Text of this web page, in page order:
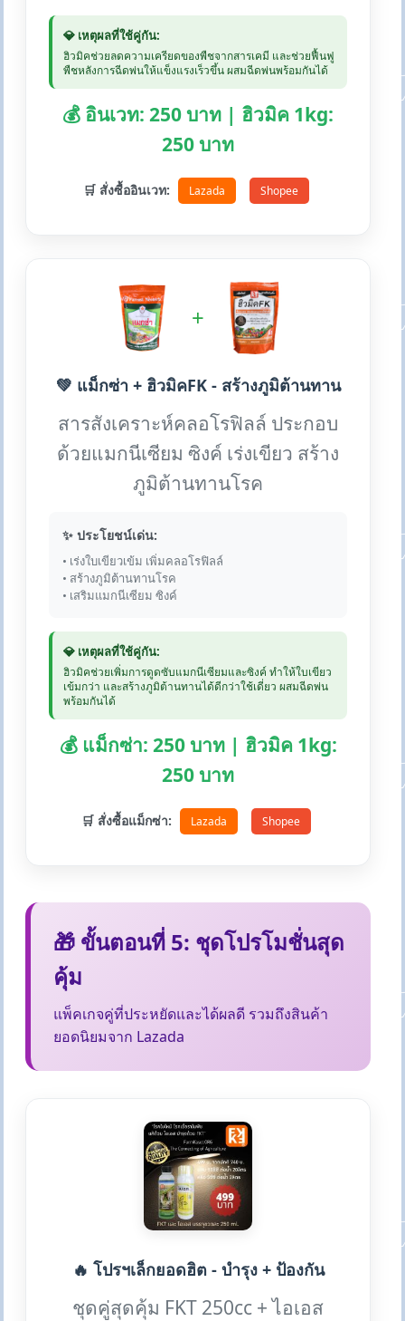
💎 เหตุผลที่ใช้คู่กัน:
ฮิวมิคช่วยลดความเครียดของพืชจากสารเคมี และช่วยฟื้นฟู
พืชหลังการฉีดพ่นให้แข็งแรงเร็วขึ้น ผสมฉีดพ่นพร้อมกันได้
💰 อินเวท: 250 บาท | ฮิวมิค 1kg:
250 บาท
🛒 สั่งซื้ออินเวท: Lazada Shopee
+
💚 แม็กซ่า + ฮิวมิคFK - สร้างภูมิต้านทาน
สารสังเคราะห์คลอโรฟิลล์ ประกอบ
ด้วยแมกนีเซียม ซิงค์ เร่งเขียว สร้าง
ภูมิต้านทานโรค
✨ ประโยชน์เด่น:
• เร่งใบเขียวเข้ม เพิ่มคลอโรฟิลล์
• สร้างภูมิต้านทานโรค
• เสริมแมกนีเซียม ซิงค์
💎 เหตุผลที่ใช้คู่กัน:
ฮิวมิคช่วยเพิ่มการดูดซับแมกนีเซียมและซิงค์ ทำให้ใบเขียว
เข้มกว่า และสร้างภูมิต้านทานได้ดีกว่าใช้เดี่ยว ผสมฉีดพ่น
พร้อมกันได้
💰 แม็กซ่า: 250 บาท | ฮิวมิค 1kg:
250 บาท
🛒 สั่งซื้อแม็กซ่า: Lazada Shopee
🎁 ขั้นตอนที่ 5: ชุดโปรโมชั่นสุด
คุ้ม
แพ็คเกจคู่ที่ประหยัดและได้ผลดี รวมถึงสินค้า
ยอดนิยมจาก Lazada
🔥 โปรฯเล็กยอดฮิต - บำรุง + ป้องกัน
ชุดคู่สุดคุ้ม FKT 250cc + ไอเอส